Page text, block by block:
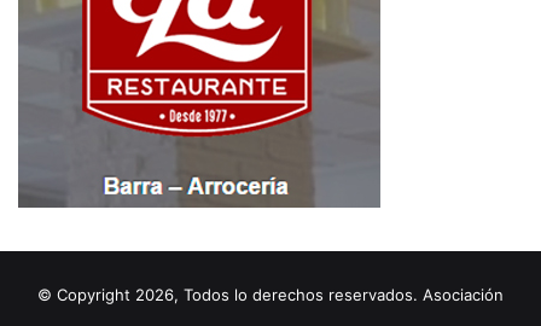
© Copyright 2026, Todos lo derechos reservados. Asociación